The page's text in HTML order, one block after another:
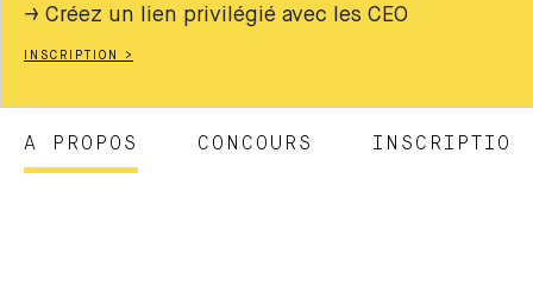
→ Créez un lien privilégié avec les CEO
INSCRIPTION >
A PROPOS CONCOURS INSCRIPTION